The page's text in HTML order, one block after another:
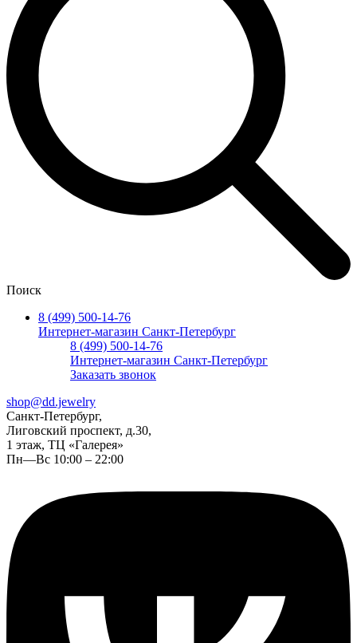
Поиск
8 (499) 500-14-76
Интернет-магазин Санкт-Петербург
8 (499) 500-14-76
Интернет-магазин Санкт-Петербург
Заказать звонок
shop@dd.jewelry
Санкт-Петербург,
Лиговский проспект, д.30,
1 этаж, ТЦ «Галерея»
Пн—Вс 10:00 – 22:00